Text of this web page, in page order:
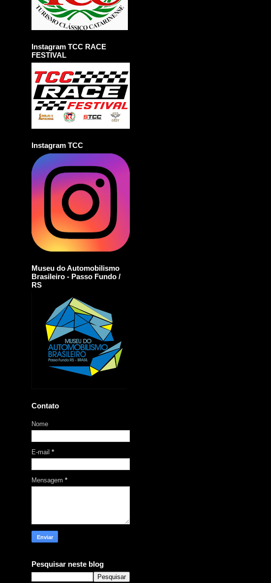
Instagram TCC RACE
FESTIVAL
Instagram TCC
Museu do Automobilismo
Brasileiro - Passo Fundo /
RS
Contato
Nome
E-mail *
Mensagem *
Pesquisar neste blog